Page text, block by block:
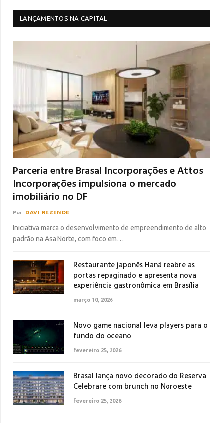
LANÇAMENTOS NA CAPITAL
Parceria entre Brasal Incorporações e Attos
Incorporações impulsiona o mercado
imobiliário no DF
Por DAVI REZENDE
Iniciativa marca o desenvolvimento de empreendimento de alto
padrão na Asa Norte, com foco em…
Restaurante japonês Haná reabre as
portas repaginado e apresenta nova
experiência gastronômica em Brasília
março 10, 2026
Novo game nacional leva players para o
fundo do oceano
fevereiro 25, 2026
Brasal lança novo decorado do Reserva
Celebrare com brunch no Noroeste
fevereiro 25, 2026